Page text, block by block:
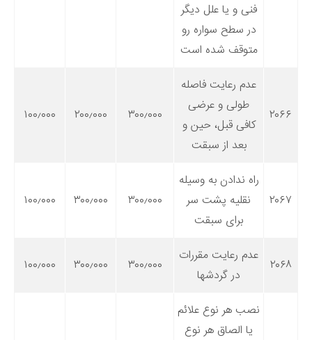
فنی و یا علل دیگر
در سطح سواره رو
متوقف شده است
۲۰۶۶
عدم رعایت فاصله
طولی و عرضی
کافی قبل، حین و
بعد از سبقت
۳۰۰٫۰۰۰ ۲۰۰٫۰۰۰ ۱۰۰٫۰۰۰
۲۰۶۷
راه ندادن به وسیله
نقلیه پشت سر
برای سبقت
۳۰۰٫۰۰۰ ۳۰۰٫۰۰۰ ۱۰۰٫۰۰۰
۲۰۶۸
عدم رعایت مقررات
در گردشها
۳۰۰٫۰۰۰ ۳۰۰٫۰۰۰ ۱۰۰٫۰۰۰
نصب هر نوع علائم
یا الصاق هر نوع